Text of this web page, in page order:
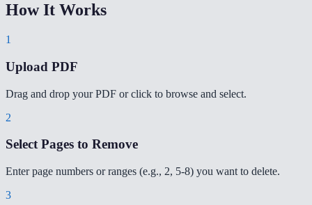
How It Works
1
Upload PDF
Drag and drop your PDF or click to browse and select.
2
Select Pages to Remove
Enter page numbers or ranges (e.g., 2, 5-8) you want to delete.
3